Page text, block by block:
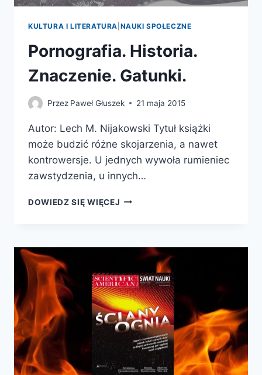
KULTURA I LITERATURA NAUKI SPOŁECZNE
Pornografia. Historia.
Znaczenie. Gatunki.
Przez Paweł Głuszek 21 maja 2015
Autor: Lech M. Nijakowski Tytuł książki
może budzić różne skojarzenia, a nawet
kontrowersje. U jednych wywoła rumieniec
zawstydzenia, u innych…
DOWIEDZ SIĘ WIĘCEJ PORNOGRAFIA.